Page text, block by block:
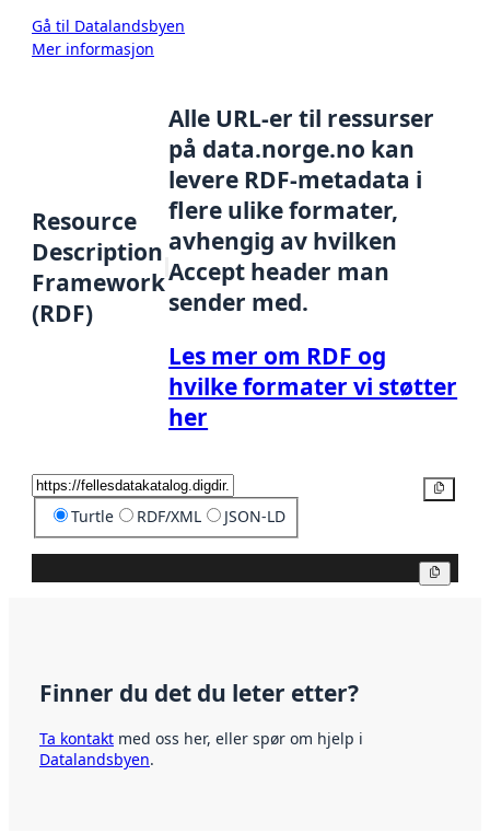
Gå til Datalandsbyen
Mer informasjon
Resource
Description
Framework
(RDF)
Alle URL-er til ressurser
på data.norge.no kan
levere RDF-metadata i
flere ulike formater,
avhengig av hvilken
Accept header man
sender med.
Les mer om RDF og
hvilke formater vi støtter
her
Turtle RDF/XML JSON-LD
Finner du det du leter etter?
Ta kontakt med oss her, eller spør om hjelp i
Datalandsbyen.